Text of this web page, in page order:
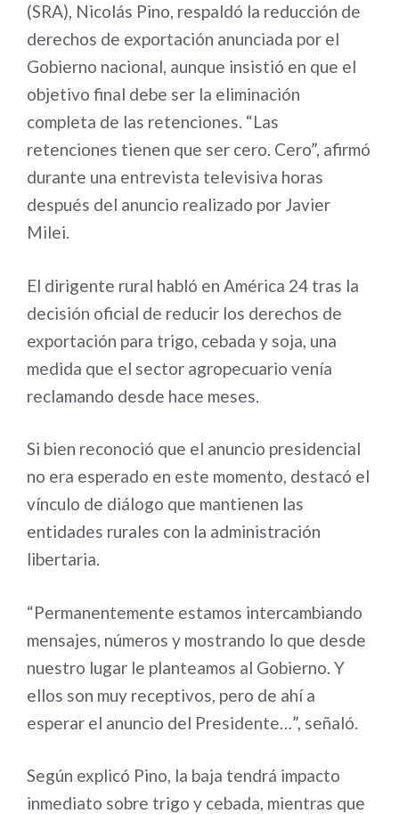
(SRA), Nicolás Pino, respaldó la reducción de
derechos de exportación anunciada por el
Gobierno nacional, aunque insistió en que el
objetivo final debe ser la eliminación
completa de las retenciones. “Las
retenciones tienen que ser cero. Cero”, afirmó
durante una entrevista televisiva horas
después del anuncio realizado por Javier
Milei.
El dirigente rural habló en América 24 tras la
decisión oficial de reducir los derechos de
exportación para trigo, cebada y soja, una
medida que el sector agropecuario venía
reclamando desde hace meses.
Si bien reconoció que el anuncio presidencial
no era esperado en este momento, destacó el
vínculo de diálogo que mantienen las
entidades rurales con la administración
libertaria.
“Permanentemente estamos intercambiando
mensajes, números y mostrando lo que desde
nuestro lugar le planteamos al Gobierno. Y
ellos son muy receptivos, pero de ahí a
esperar el anuncio del Presidente…”, señaló.
Según explicó Pino, la baja tendrá impacto
inmediato sobre trigo y cebada, mientras que